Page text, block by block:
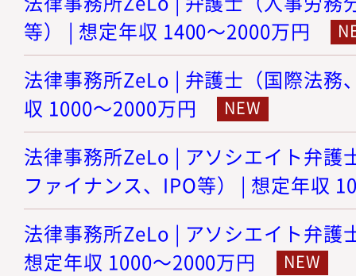
等） | 想定年収 1400～2000万円
法律事務所ZeLo | 弁護士（国際法務
収 1000～2000万円
法律事務所ZeLo | アソシエイト弁護
ファイナンス、IPO等） | 想定年収
法律事務所ZeLo | アソシエイト弁護
想定年収 1000～2000万円